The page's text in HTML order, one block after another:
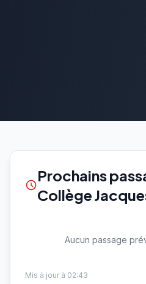
Prochains
Collège
Aucun passage
Mis à jour à 02:43